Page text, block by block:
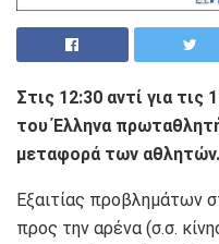
Στις 12:30 αντί για τις
του Έλληνα
μεταφορά των αθλητών.
Εξαιτίας προβλημάτων
προς την αρένα (σ.σ.